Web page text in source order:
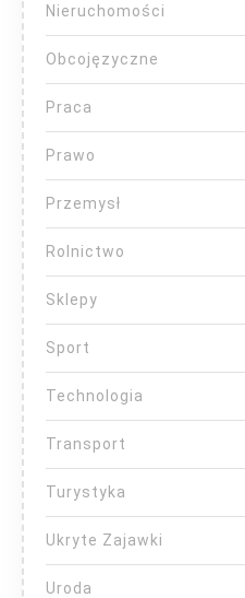
Nieruchomości
Obcojęzyczne
Praca
Prawo
Przemysł
Rolnictwo
Sklepy
Sport
Technologia
Transport
Turystyka
Ukryte Zajawki
Uroda